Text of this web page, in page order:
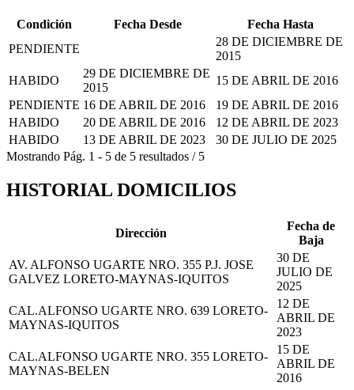
Condición Fecha Desde
Fecha Hasta
PENDIENTE
28 DE DICIEMBRE DE
2015
HABIDO
29 DE DICIEMBRE DE
2015
15 DE ABRIL DE 2016
PENDIENTE 16 DE ABRIL DE 2016
19 DE ABRIL DE 2016
HABIDO
20 DE ABRIL DE 2016
12 DE ABRIL DE 2023
HABIDO
13 DE ABRIL DE 2023
30 DE JULIO DE 2025
Mostrando Pág. 1 - 5 de 5 resultados / 5
HISTORIAL DOMICILIOS
Dirección
Fecha de
Baja
AV. ALFONSO UGARTE NRO. 355 P.J. JOSE
GALVEZ LORETO-MAYNAS-IQUITOS
30 DE
JULIO DE
2025
CAL.ALFONSO UGARTE NRO. 639 LORETO-
MAYNAS-IQUITOS
12 DE
ABRIL DE
2023
CAL.ALFONSO UGARTE NRO. 355 LORETO-
MAYNAS-BELEN
15 DE
ABRIL DE
2016